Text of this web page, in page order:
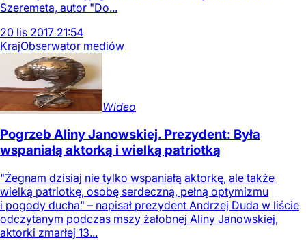
Szeremeta, autor "Do...
20 lis 2017 21:54
KrajObserwator mediów
Wideo
Pogrzeb Aliny Janowskiej. Prezydent: Była
wspaniałą aktorką i wielką patriotką
"Żegnam dzisiaj nie tylko wspaniałą aktorkę, ale także
wielką patriotkę, osobę serdeczną, pełną optymizmu
i pogody ducha" – napisał prezydent Andrzej Duda w liście
odczytanym podczas mszy żałobnej Aliny Janowskiej,
aktorki zmarłej 13...